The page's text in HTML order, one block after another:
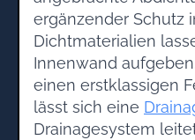
ergänzender Schutz
Dichtmaterialien
Innenwand
einen erstklassigen
lässt sich eine
Drainagesystem